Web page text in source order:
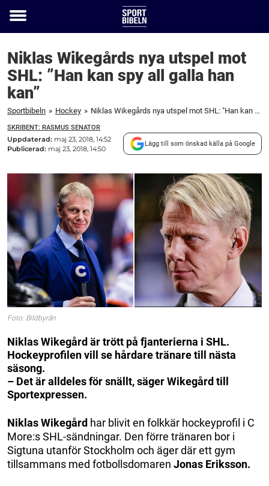
Toggle
Niklas Wikegårds nya utspel mot
SHL: ”Han kan spy all galla han
kan”
Sportbibeln » Hockey » Niklas Wikegårds nya utspel mot SHL: "Han kan spy all galla han kan"
SKRIBENT: RASMUS SENATOR
Uppdaterad: maj 23, 2018, 14:52
Publicerad: maj 23, 2018, 14:50
Lägg till som önskad källa på Google
Foto: Bildbyrån
Niklas Wikegård är trött på fjanterierna i SHL.
Hockeyprofilen vill se hårdare tränare till nästa
säsong.
– Det är alldeles för snällt, säger Wikegård till
Sportexpressen.
Niklas Wikegård har blivit en folkkär hockeyprofil i C
More:s SHL-sändningar. Den förre tränaren bor i
Sigtuna utanför Stockholm och äger där ett gym
tillsammans med fotbollsdomaren Jonas Eriksson.